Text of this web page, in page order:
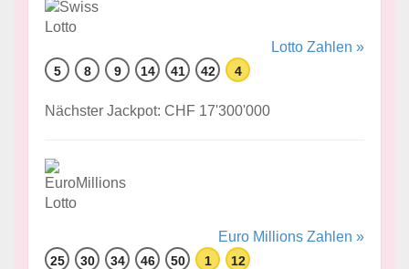
Lotto Zahlen »
5 8 9 14 41 42 4
Nächster Jackpot: CHF 17'300'000
Euro Millions Zahlen »
25 30 34 46 50 1 12